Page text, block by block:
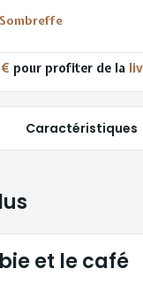
Sombreffe
pour profiter de la
Caractéristiques
et le café